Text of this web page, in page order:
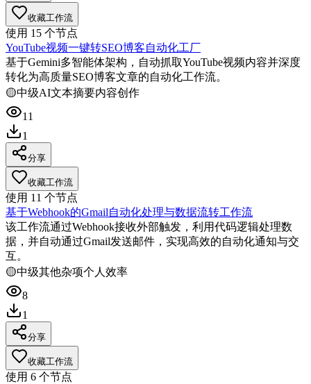
收藏工作流
使用 15 个节点
YouTube视频一键转SEO博客自动化工厂
基于Gemini多智能体架构，自动抓取YouTube视频内容并深度
转化为高质量SEO博客文章的自动化工作流。
🟡中级AI文本摘要内容创作
11
1
分享
收藏工作流
使用 11 个节点
基于Webhook的Gmail自动化处理与数据流转工作流
该工作流通过Webhook接收外部触发，利用代码逻辑处理数
据，并自动通过Gmail发送邮件，实现高效的自动化通知与交
互。
🟡中级其他杂项个人效率
8
1
分享
收藏工作流
使用 6 个节点